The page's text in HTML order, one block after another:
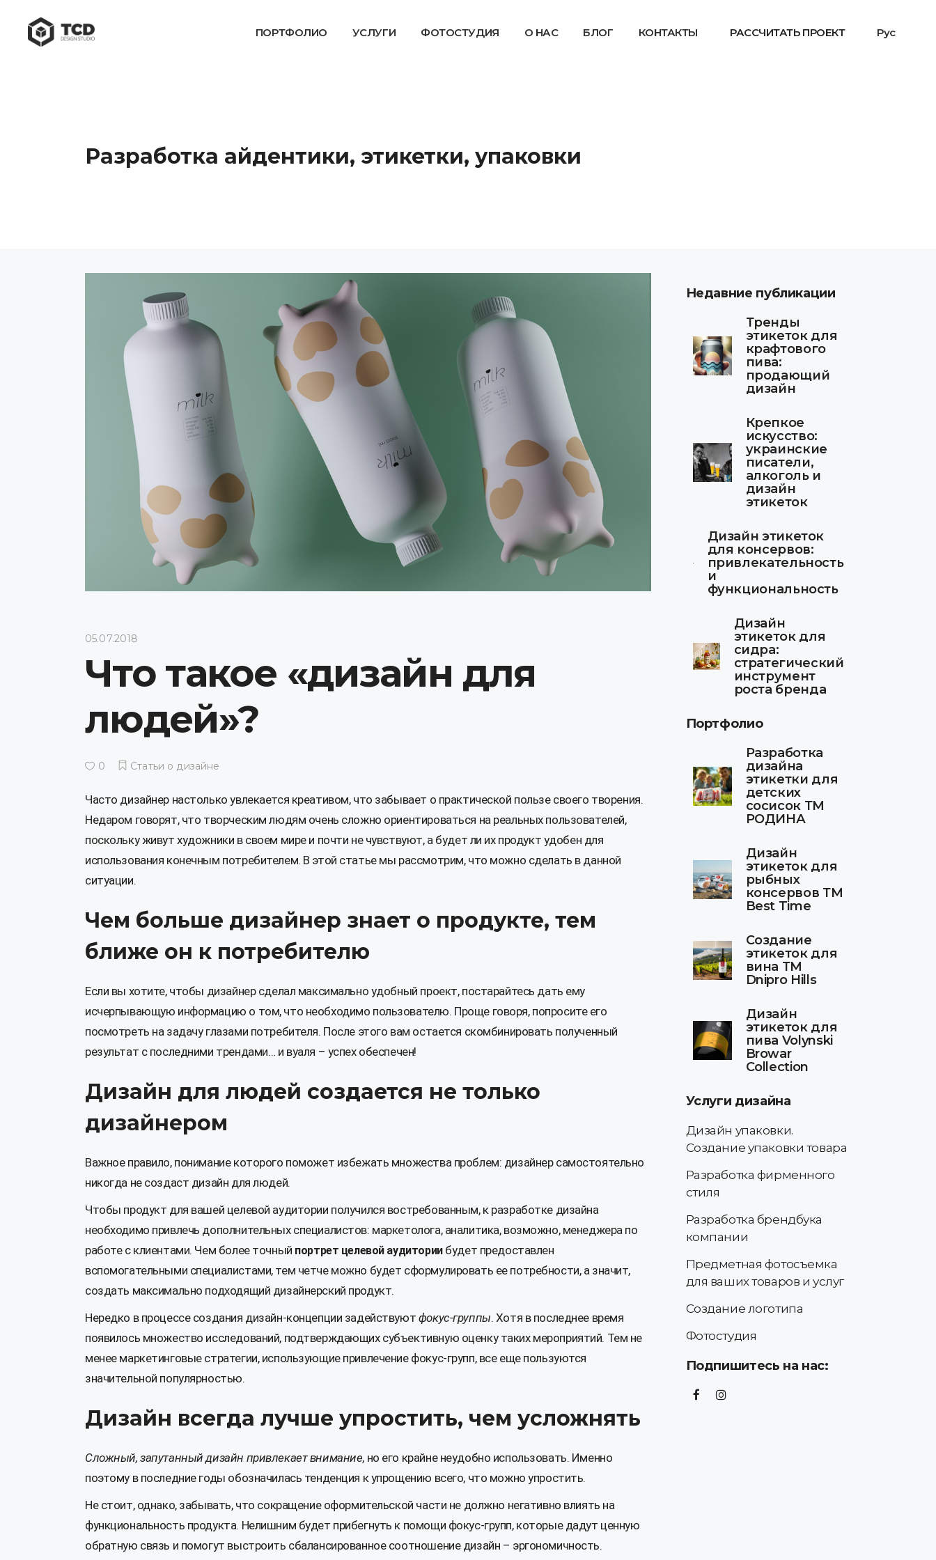
ПОРТФОЛИО УСЛУГИ ФОТОСТУДИЯ О НАС БЛОГ КОНТАКТЫ РАССЧИТАТЬ ПРОЕКТ Рус
Разработка айдентики, этикетки, упаковки
05.07.2018
Что такое «дизайн для
людей»?
0 Статьи о дизайне
Часто дизайнер настолько увлекается креативом, что забывает о практической пользе своего творения.
Недаром говорят, что творческим людям очень сложно ориентироваться на реальных пользователей,
поскольку живут художники в своем мире и почти не чувствуют, а будет ли их продукт удобен для
использования конечным потребителем. В этой статье мы рассмотрим, что можно сделать в данной
ситуации.
Чем больше дизайнер знает о продукте, тем
ближе он к потребителю
Если вы хотите, чтобы дизайнер сделал максимально удобный проект, постарайтесь дать ему
исчерпывающую информацию о том, что необходимо пользователю. Проще говоря, попросите его
посмотреть на задачу глазами потребителя. После этого вам остается скомбинировать полученный
результат с последними трендами… и вуаля – успех обеспечен!
Дизайн для людей создается не только
дизайнером
Важное правило, понимание которого поможет избежать множества проблем: дизайнер самостоятельно
никогда не создаст дизайн для людей.
Чтобы продукт для вашей целевой аудитории получился востребованным, к разработке дизайна
необходимо привлечь дополнительных специалистов: маркетолога, аналитика, возможно, менеджера по
работе с клиентами. Чем более точный портрет целевой аудиториибудет предоставлен
вспомогательными специалистами, тем четче можно будет сформулировать ее потребности, а значит,
создать максимально подходящий дизайнерский продукт.
Нередко в процессе создания дизайн-концепции задействуют фокус-группы. Хотя в последнее время
появилось множество исследований, подтверждающих субъективную оценку таких мероприятий. Тем не
менее маркетинговые стратегии, использующие привлечение фокус-групп, все еще пользуются
значительной популярностью.
Дизайн всегда лучше упростить, чем усложнять
Сложный, запутанный дизайн привлекает внимание, но его крайне неудобно использовать. Именно
поэтому в последние годы обозначилась тенденция к упрощению всего, что можно упростить.
Не стоит, однако, забывать, что сокращение оформительской части не должно негативно влиять на
функциональность продукта. Нелишним будет прибегнуть к помощи фокус-групп, которые дадут ценную
обратную связь и помогут выстроить сбалансированное соотношение дизайн – эргономичность.
Недавние публикации
Тренды
этикеток для
крафтового
пива:
продающий
дизайн
Крепкое
искусство:
украинские
писатели,
алкоголь и
дизайн
этикеток
Дизайн этикеток
для консервов:
привлекательность
и
функциональность
Дизайн
этикеток для
сидра:
стратегический
инструмент
роста бренда
Портфолио
Разработка
дизайна
этикетки для
детских
сосисок ТМ
РОДИНА
Дизайн
этикеток для
рыбных
консервов ТМ
Best Time
Создание
этикеток для
вина ТМ
Dnipro Hills
Дизайн
этикеток для
пива Volynski
Browar
Collection
Услуги дизайна
Дизайн упаковки.
Создание упаковки товара
Разработка фирменного
стиля
Разработка брендбука
компании
Предметная фотосъемка
для ваших товаров и услуг
Создание логотипа
Фотостудия
Подпишитесь на нас: